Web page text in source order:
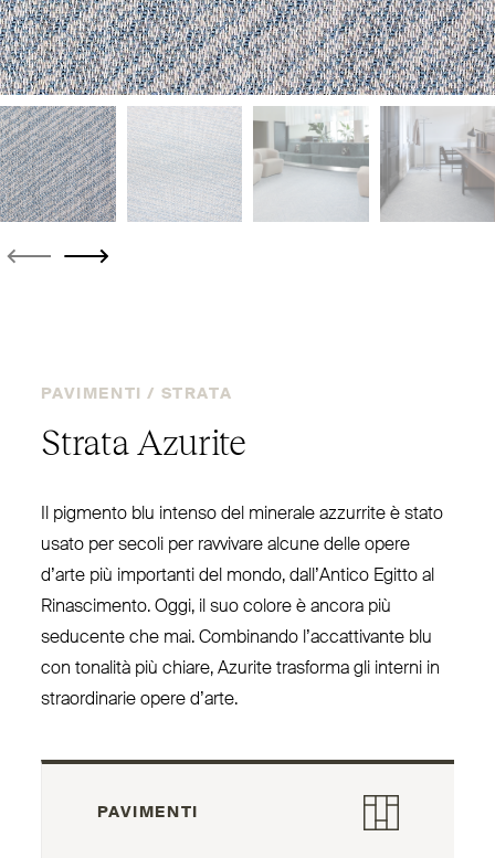
PAVIMENTI / STRATA
Strata Azurite
Il pigmento blu intenso del minerale azzurrite è stato
usato per secoli per ravvivare alcune delle opere
d’arte più importanti del mondo, dall’Antico Egitto al
Rina­scimento. Oggi, il suo colore è ancora più
seducente che mai. Com­binando l’accattivante blu
con tonalità più chiare, Azurite trasforma gli interni in
straor­dinarie opere d’arte.
PAVIMENTI